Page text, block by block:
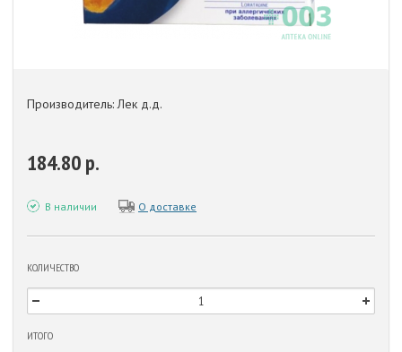
Производитель: Лек д.д.
184.80 р.
В наличии О доставке
КОЛИЧЕСТВО
ИТОГО